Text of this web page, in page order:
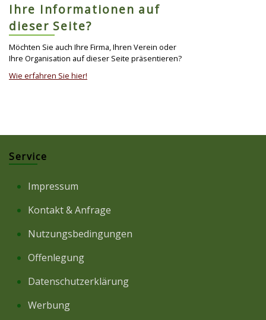
Ihre Informationen auf
dieser Seite?
Möchten Sie auch Ihre Firma, Ihren Verein oder
Ihre Organisation auf dieser Seite präsentieren?
Wie erfahren Sie hier!
Service
Impressum
Kontakt & Anfrage
Nutzungsbedingungen
Offenlegung
Datenschutzerklärung
Werbung